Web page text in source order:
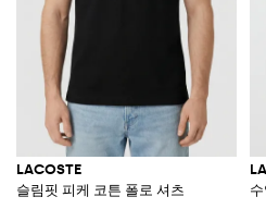
LACOSTE
슬림핏 피케 코튼 폴로 셔츠